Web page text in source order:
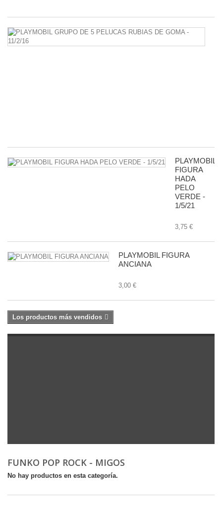
PLAYMOBIL
FIGURA
HADA
PELO
VERDE -
1/5/21
3,75 €
PLAYMOBIL FIGURA
ANCIANA
3,00 €
Los productos más vendidos
FUNKO POP ROCK - MIGOS
No hay productos en esta categoría.